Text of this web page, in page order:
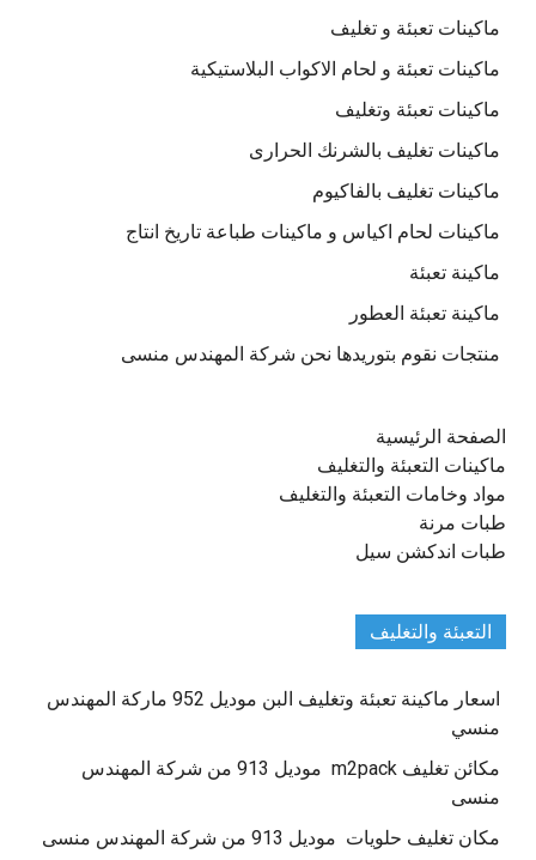
ماكينات تعبئة و تغليف
ماكينات تعبئة و لحام الاكواب البلاستيكية
ماكينات تعبئة وتغليف
ماكينات تغليف بالشرنك الحرارى
ماكينات تغليف بالفاكيوم
ماكينات لحام اكياس و ماكينات طباعة تاريخ انتاج
ماكينة تعبئة
ماكينة تعبئة العطور
منتجات نقوم بتوريدها نحن شركة المهندس منسى
الصفحة الرئيسية
ماكينات التعبئة والتغليف
مواد وخامات التعبئة والتغليف
طبات مرنة
طبات اندكشن سيل
التعبئة والتغليف
اسعار ماكينة تعبئة وتغليف البن موديل 952 ماركة المهندس
منسي
مكائن تغليف m2pack موديل 913 من شركة المهندس
منسى
مكان تغليف حلويات موديل 913 من شركة المهندس منسى